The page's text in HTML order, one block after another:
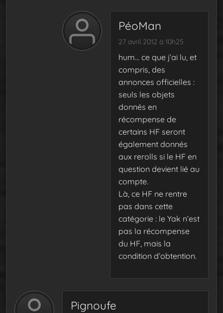
PéoMan
27 avril 2012 à 10h25
hum… ce que j’ai lu, et
compris, des
annonces officielles :
seuls les objets
donnés en
récompense de
certains HF seront
également donnés
aux rerolls si le HF en
question devient lié au
compte.
Là, ce HF ne rentre
pas dans cette
catégorie : le Yak n’est
pas la récompense
du HF, mais la
condition d’obtention.
Pignoufe